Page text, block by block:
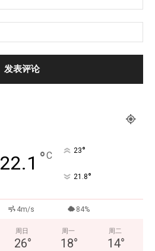
22.1 °C 23°
21.8°
4m/s 84%
周日
26°
周一
18°
周二
14°